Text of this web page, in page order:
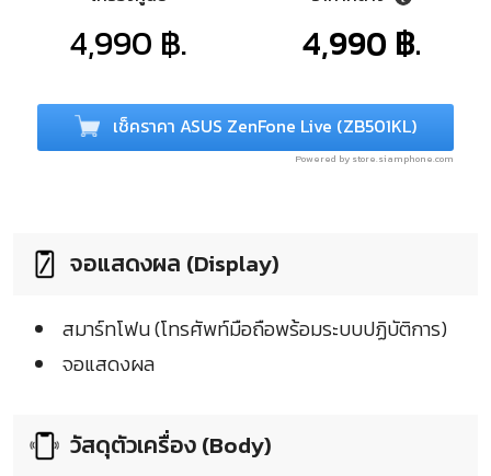
4,990 ฿. 4,990 ฿.
เช็คราคา ASUS ZenFone Live (ZB501KL)
Powered by store.siamphone.com
จอแสดงผล (Display)
สมาร์ทโฟน (โทรศัพท์มือถือพร้อมระบบปฏิบัติการ)
จอแสดงผล
วัสดุตัวเครื่อง (Body)